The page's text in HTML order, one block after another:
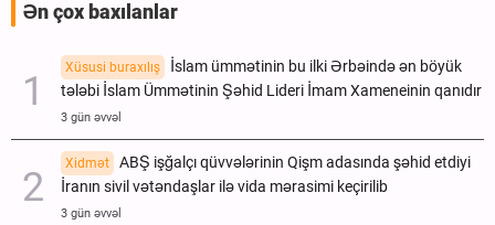
Ən çox baxılanlar
Xüsusi buraxılış
İslam ümmətinin bu ilki Ərbəində ən böyük
tələbi İslam Ümmətinin Şəhid Lideri İmam Xameneinin qanıdır
3 gün əvvəl
Xidmət
ABŞ işğalçı qüvvələrinin Qişm adasında şəhid etdiyi
İranın sivil vətəndaşlar ilə vida mərasimi keçirilib
3 gün əvvəl